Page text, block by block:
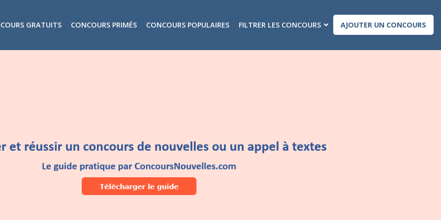
GRATUITS CONCOURS PRIMÉS CONCOURS POPULAIRES FILTRER LES CONCOURS AJOUTER UN CONCOURS